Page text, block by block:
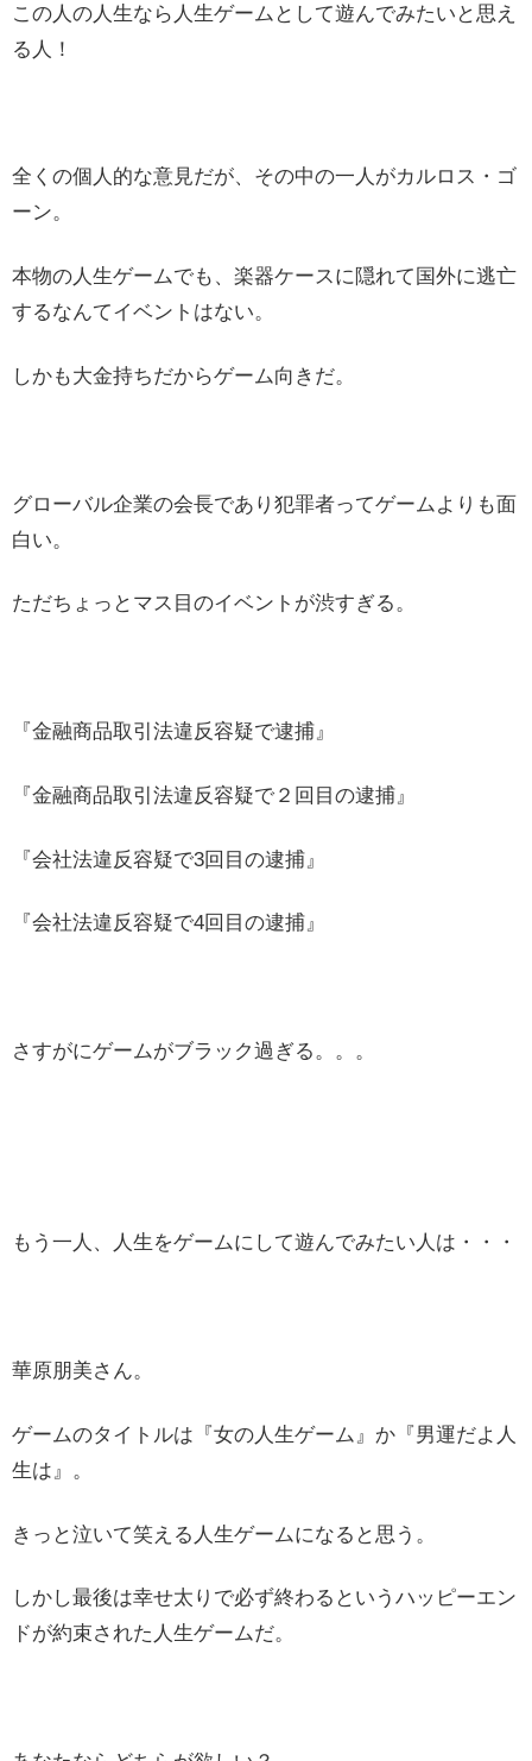
この人の人生なら人生ゲームとして遊んでみたいと思え
る人！
全くの個人的な意見だが、その中の一人がカルロス・ゴ
ーン。
本物の人生ゲームでも、楽器ケースに隠れて国外に逃亡
するなんてイベントはない。
しかも大金持ちだからゲーム向きだ。
グローバル企業の会長であり犯罪者ってゲームよりも面
白い。
ただちょっとマス目のイベントが渋すぎる。
『金融商品取引法違反容疑で逮捕』
『金融商品取引法違反容疑で２回目の逮捕』
『会社法違反容疑で3回目の逮捕』
『会社法違反容疑で4回目の逮捕』
さすがにゲームがブラック過ぎる。。。
もう一人、人生をゲームにして遊んでみたい人は・・・
華原朋美さん。
ゲームのタイトルは『女の人生ゲーム』か『男運だよ人
生は』。
きっと泣いて笑える人生ゲームになると思う。
しかし最後は幸せ太りで必ず終わるというハッピーエン
ドが約束された人生ゲームだ。